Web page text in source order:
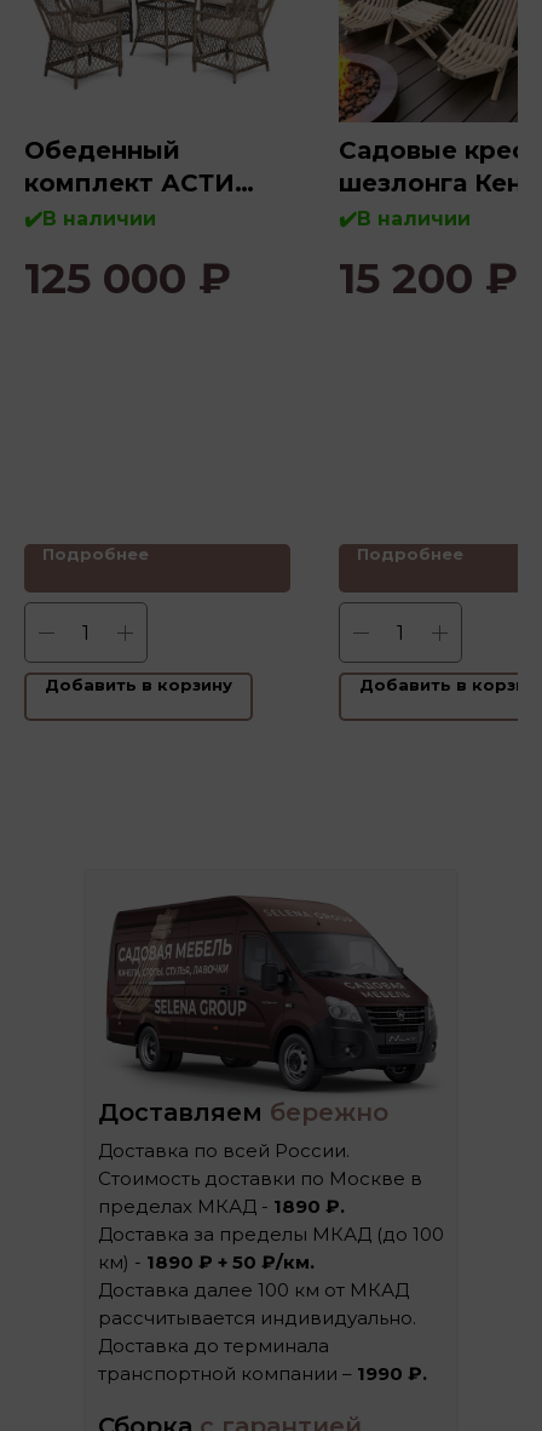
Обеденный
комплект АСТИ
(квадратный стол)
✔️В наличии
125 000 ₽
Подробнее
Добавить в корзину
Садовые
шезлонга
+ подушка и
масла - Венге)
✔️В наличии
15 200 ₽
Подробнее
Добавить в
Доставляем бережно
Доставка по всей России.
Стоимость доставки по Москве в
пределах МКАД - 1890 ₽.
Доставка за пределы МКАД (до 100
км) - 1890 ₽ + 50 ₽/км.
Доставка далее 100 км от МКАД
рассчитывается индивидуально.
Доставка до терминала
транспортной компании – 1990 ₽.